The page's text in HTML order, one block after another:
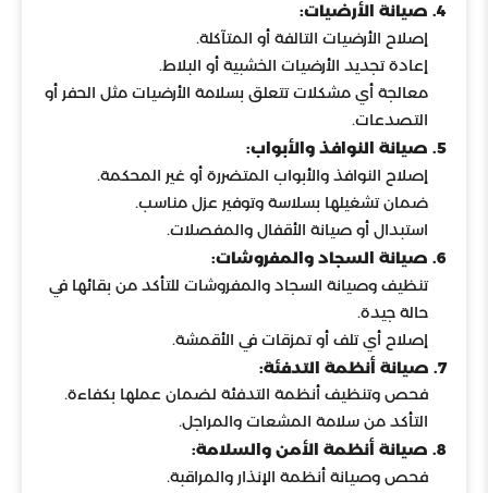
4. صيانة الأرضيات:
إصلاح الأرضيات التالفة أو المتآكلة.
إعادة تجديد الأرضيات الخشبية أو البلاط.
معالجة أي مشكلات تتعلق بسلامة الأرضيات مثل الحفر أو
التصدعات.
5. صيانة النوافذ والأبواب:
إصلاح النوافذ والأبواب المتضررة أو غير المحكمة.
ضمان تشغيلها بسلاسة وتوفير عزل مناسب.
استبدال أو صيانة الأقفال والمفصلات.
6. صيانة السجاد والمفروشات:
تنظيف وصيانة السجاد والمفروشات للتأكد من بقائها في
حالة جيدة.
إصلاح أي تلف أو تمزقات في الأقمشة.
7. صيانة أنظمة التدفئة:
فحص وتنظيف أنظمة التدفئة لضمان عملها بكفاءة.
التأكد من سلامة المشعات والمراجل.
8. صيانة أنظمة الأمن والسلامة:
فحص وصيانة أنظمة الإنذار والمراقبة.